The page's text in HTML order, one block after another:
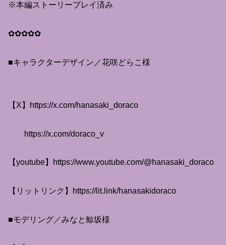
※本編ストーリープレイ済み
✿✿✿✿✿
■キャラクターデザイン／花咲どらこ様
【X】https://x.com/hanasaki_doraco
https://x.com/doraco_v
【youtube】https://www.youtube.com/@hanasaki_doraco
【リットリンク】https://lit.link/hanasakidoraco
■モデリング／みなと鯨坂様